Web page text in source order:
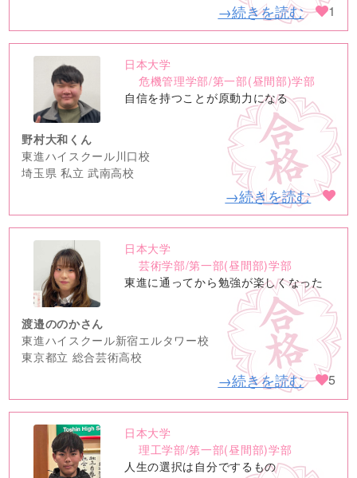
→続きを読む 1
no
image
日本大学
危機管理学部/第一部(昼間部)学部
自信を持つことが原動力になる
野村大和くん
東進ハイスクール川口校
埼玉県 私立 武南高校
→続きを読む
no
image
日本大学
芸術学部/第一部(昼間部)学部
東進に通ってから勉強が楽しくなった
渡邉ののかさん
東進ハイスクール新宿エルタワー校
東京都立 総合芸術高校
→続きを読む 5
no
image
日本大学
理工学部/第一部(昼間部)学部
人生の選択は自分でするもの